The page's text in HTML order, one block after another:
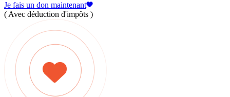
Je fais un don maintenant
( Avec déduction d'impôts )